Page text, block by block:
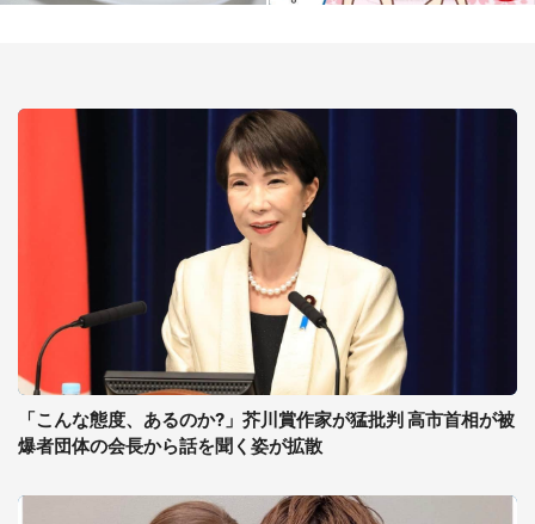
「こんな態度、あるのか?」芥川賞作家が猛批判 高市首相が被
爆者団体の会長から話を聞く姿が拡散